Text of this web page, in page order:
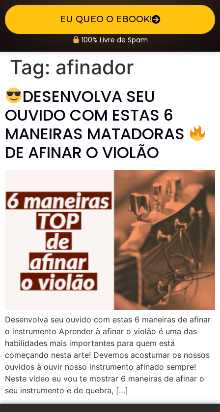
EU QUEO O EBOOK!
100% Livre de Spam
Tag: afinador
DESENVOLVA SEU
OUVIDO COM ESTAS 6
MANEIRAS MATADORAS
DE AFINAR O VIOLÃO
Desenvolva seu ouvido com estas 6 maneiras de afinar
o instrumento Aprender à afinar o violão é uma das
habilidades mais importantes para quem está
começando nesta arte! Devemos acostumar os nossos
ouvidos à ouvir nosso instrumento afinado sempre!
Neste vídeo eu vou te mostrar 6 maneiras de afinar o
seu instrumento e de quebra, […]